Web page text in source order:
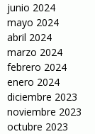
junio 2024
mayo 2024
abril 2024
marzo 2024
febrero 2024
enero 2024
diciembre 2023
noviembre 2023
octubre 2023